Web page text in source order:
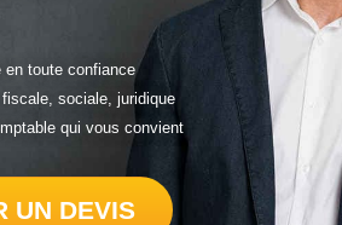
en toute confiance
sociale, juridique
qui vous convient
UN DEVIS